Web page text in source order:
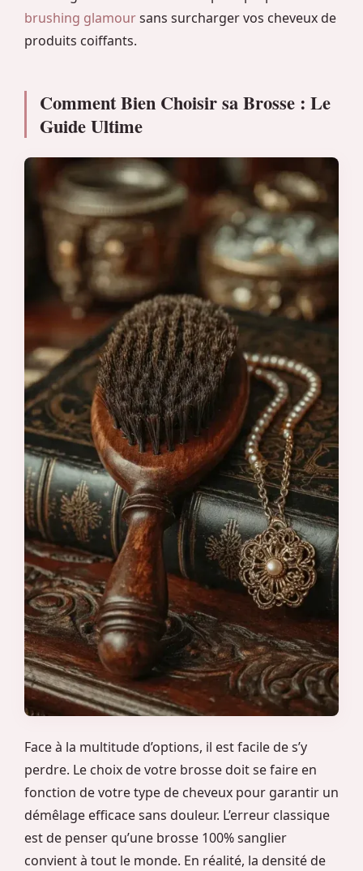
brushing glamoursans surcharger vos cheveux de
produits coiffants.
Comment Bien Choisir sa Brosse : Le
Guide Ultime
Face à la multitude d’options, il est facile de s’y
perdre. Le choix de votre brosse doit se faire en
fonction de votre type de cheveux pour garantir un
démêlage efficace sans douleur. L’erreur classique
est de penser qu’une brosse 100% sanglier
convient à tout le monde. En réalité, la densité de